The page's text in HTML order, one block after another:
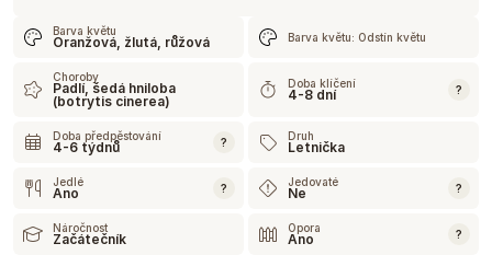
Barva květu
Oranžová, žlutá, růžová Barva květu: Odstín květu
Choroby
Padlí, šedá hniloba
(botrytis cinerea)
Doba klíčení
4-8 dní ?
Doba předpěstování
4-6 týdnů ? Druh
Letnička
Jedlé
Ano ? Jedovaté
Ne ?
Náročnost
Začátečník
Opora
Ano ?